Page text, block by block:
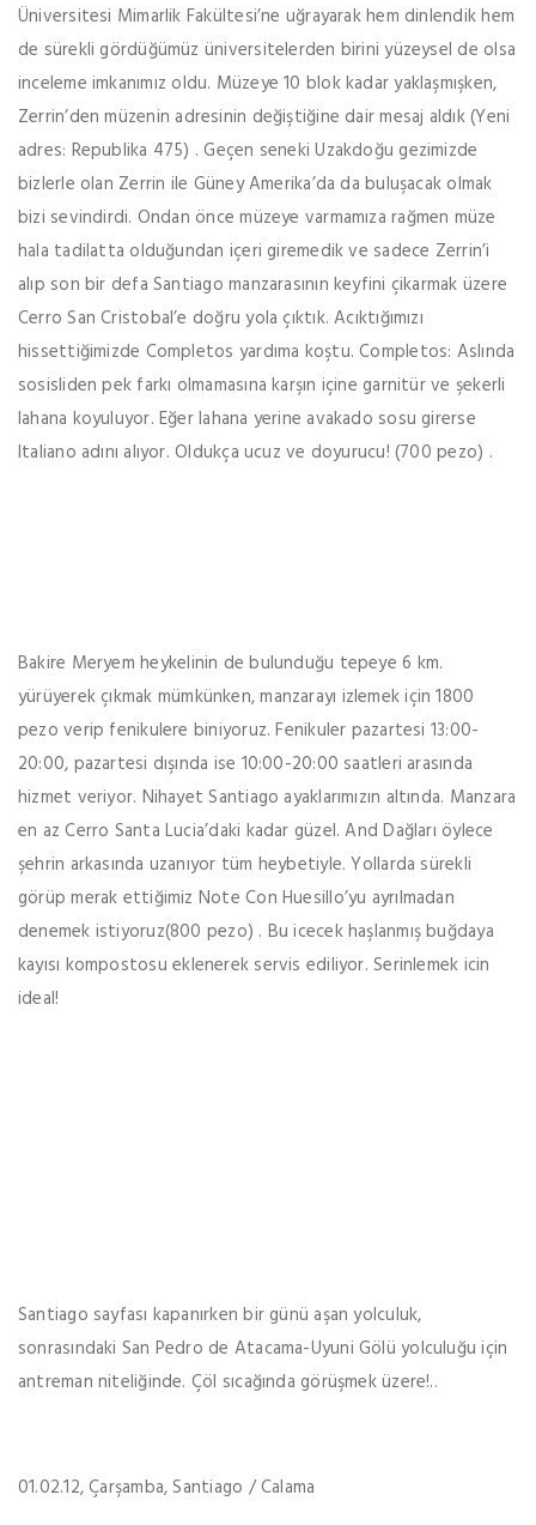
Üniversitesi Mimarlik Fakültesi’ne uğrayarak hem dinlendik hem
de sürekli gördüğümüz üniversitelerden birini yüzeysel de olsa
inceleme imkanımız oldu. Müzeye 10 blok kadar yaklaşmışken,
Zerrin’den müzenin adresinin değiştiğine dair mesaj aldık (Yeni
adres: Republika 475) . Geçen seneki Uzakdoğu gezimizde
bizlerle olan Zerrin ile Güney Amerika’da da buluşacak olmak
bizi sevindirdi. Ondan önce müzeye varmamıza rağmen müze
hala tadilatta olduğundan içeri giremedik ve sadece Zerrin’i
alıp son bir defa Santiago manzarasının keyfini çikarmak üzere
Cerro San Cristobal’e doğru yola çıktık. Acıktığımızı
hissettiğimizde Completos yardıma koştu. Completos: Aslında
sosisliden pek farkı olmamasına karşın içine garnitür ve şekerli
lahana koyuluyor. Eğer lahana yerine avakado sosu girerse
Italiano adını alıyor. Oldukça ucuz ve doyurucu! (700 pezo) .
Bakire Meryem heykelinin de bulunduğu tepeye 6 km.
yürüyerek çıkmak mümkünken, manzarayı izlemek için 1800
pezo verip fenikulere biniyoruz. Fenikuler pazartesi 13:00-
20:00, pazartesi dışında ise 10:00-20:00 saatleri arasında
hizmet veriyor. Nihayet Santiago ayaklarımızın altında. Manzara
en az Cerro Santa Lucia’daki kadar güzel. And Dağları öylece
şehrin arkasında uzanıyor tüm heybetiyle. Yollarda sürekli
görüp merak ettiğimiz Note Con Huesillo’yu ayrılmadan
denemek istiyoruz(800 pezo) . Bu icecek haşlanmış buğdaya
kayısı kompostosu eklenerek servis ediliyor. Serinlemek icin
ideal!
Santiago sayfası kapanırken bir günü aşan yolculuk,
sonrasındaki San Pedro de Atacama-Uyuni Gölü yolculuğu için
antreman niteliğinde. Çöl sıcağında görüşmek üzere!..
01.02.12, Çarşamba, Santiago / Calama